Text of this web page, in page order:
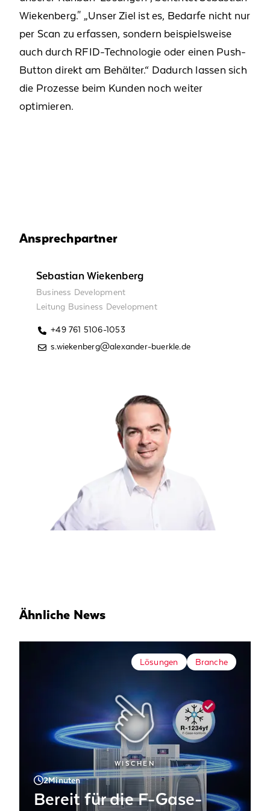
Wiekenberg." „Unser Ziel ist es, Bedarfe nicht nur
per Scan zu erfassen, sondern beispielsweise
auch durch RFID-Technologie oder einen Push-
Button direkt am Behälter.“ Dadurch lassen sich
die Prozesse beim Kunden noch weiter
optimieren.
Ansprechpartner
Sebastian Wiekenberg
Business Development
Leitung Business Development
+49 761 5106-1053
s.wiekenberg@alexander-buerkle.de
Ähnliche News
Lösungen Branche
2Minuten
Bereit für die F-Gase-
WISCHEN